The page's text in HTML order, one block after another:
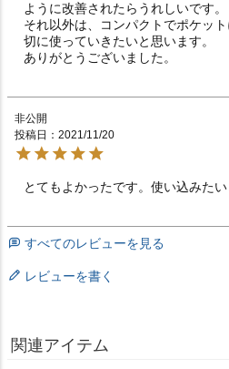
ように改善されたらうれしいです。
それ以外は、コンパクトでポケッ
切に使っていきたいと思います。
ありがとうございました。
非公開
投稿日
2021/11/20
とてもよかったです。使い込みたい
すべてのレビューを見る
レビューを書く
関連アイテム